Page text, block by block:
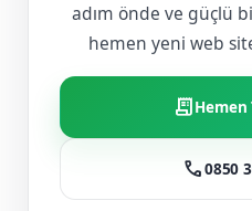
adım önde ve güçlü
hemen yeni web
receipt_longHemen
call0850